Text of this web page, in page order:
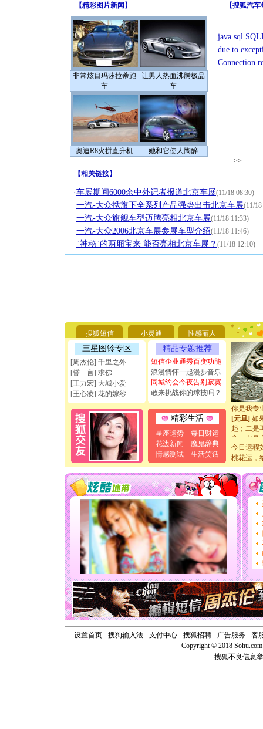
【精彩图片新闻 】
非常炫目玛莎拉蒂跑
车
让男人热血沸腾极品
车
奥迪R8火拼直升机 她和它使人陶醉
【搜狐汽车
due to
Connection
>>
【相关链接】
·车展期间6000余中外记者报道北京车展(11/18 08:30)
·一汽-大众携旗下全系列产品强势出击北京车展(11/
·一汽-大众旗舰车型迈腾亮相北京车展(11/18 11:33)
·一汽-大众2006北京车展参展车型介绍(11/18 11:46)
· "神秘"的两厢宝来 能否亮相北京车展？ (11/18 12:10)
搜狐短信 小灵通 性感丽人
三星图铃专区
[周杰伦] 千里之外
[誓 言] 求佛
[王力宏] 大城小爱
[王心凌] 花的嫁纱
精品专题推荐
短信企业通秀百变功能
浪漫情怀一起漫步音乐
同城约会今夜告别寂寞
敢来挑战你的球技吗？
精彩生活
星座运势
每日财运
花边新闻
魔鬼辞典
情感测试
生活笑话
要平安！
[圣诞节]
能正大
天都要快
[圣诞节]
如意,快
[元旦]看
断电。爱
你是我专
[元旦] 如
起；二是
离。水晶
[元旦]当
泣，这痛
[春节]风
颜！冬
道一声平
[春节]
传
片叶子
送你一
[圣诞节]
你太多
要平安
[圣诞节]
能正大
天都要快
[圣诞节]
如意,快
[元旦]看
你是我专
[元旦] 如
起；二是
今日运程
桃花运，
设置首页- 搜狗输入法- 支付中心- 搜狐招聘- 广告服务- 客
Copyright © 2018
搜狐不良信息